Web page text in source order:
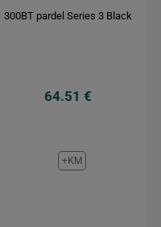
300BT pardel Series 3 Black
64.51 €
+KM